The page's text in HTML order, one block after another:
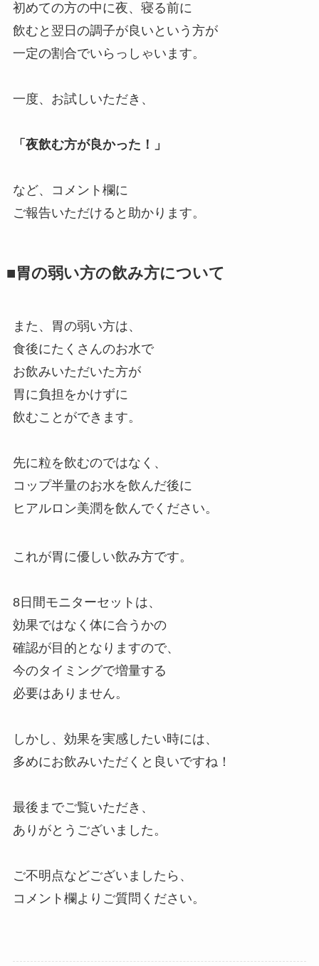
初めての方の中に夜、寝る前に
飲むと翌日の調子が良いという方が
一定の割合でいらっしゃいます。
一度、お試しいただき、
「夜飲む方が良かった！」
など、コメント欄に
ご報告いただけると助かります。
■胃の弱い方の飲み方について
また、胃の弱い方は、
食後にたくさんのお水で
お飲みいただいた方が
胃に負担をかけずに
飲むことができます。
先に粒を飲むのではなく、
コップ半量のお水を飲んだ後に
ヒアルロン美潤を飲んでください。
これが胃に優しい飲み方です。
8日間モニターセットは、
効果ではなく体に合うかの
確認が目的となりますので、
今のタイミングで増量する
必要はありません。
しかし、効果を実感したい時には、
多めにお飲みいただくと良いですね！
最後までご覧いただき、
ありがとうございました。
ご不明点などございましたら、
コメント欄よりご質問ください。